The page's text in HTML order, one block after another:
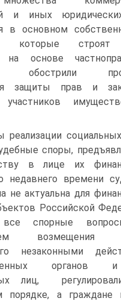
и иных
в основном
которые строят
на основе
обострили
защиты прав и
участников
реализации
споры,
в лице их
недавнего времени
не актуальна для
Российской
спорные
возмещения
незаконными
лиц,
порядке, а граждане